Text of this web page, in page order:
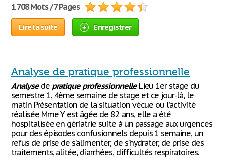
1 708 Mots / 7 Pages
Lire la suite Enregistrer
Analyse de pratique professionnelle
Analysede pratique professionnelleLieu 1er stage du
semestre 1, 4ème semaine de stage et ce jour-là, le
matin Présentation de la situation vécue ou l’activité
réalisée Mme Y est âgée de 82 ans, elle a été
hospitalisée en gériatrie suite à un passage aux urgences
pour des épisodes confusionnels depuis 1 semaine, un
refus de prise de s’alimenter, de s’hydrater, de prise des
traitements, alitée, diarrhées, difficultés respiratoires.